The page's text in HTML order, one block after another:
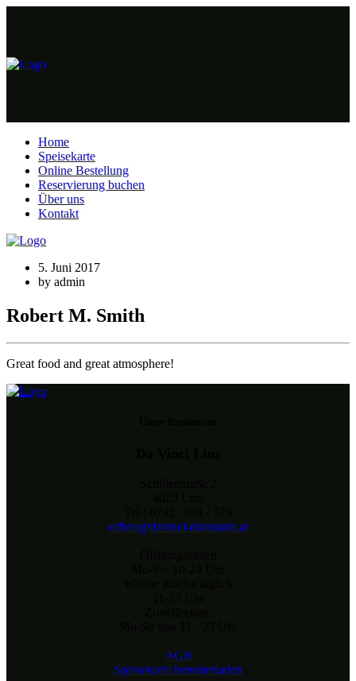
Home
Speisekarte
Online Bestellung
Reservierung buchen
Über uns
Kontakt
5. Juni 2017
by admin
Robert M. Smith
Great food and great atmosphere!
office@davinci-ristorante.at
AGB
Speisekarte herunterladen